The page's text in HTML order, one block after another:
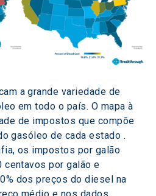
a grande variedade de
em todo o país. O mapa à
de impostos que compõe
gasóleo de cada estado .
os impostos por galão
centavos por galão e
dos preços do diesel na